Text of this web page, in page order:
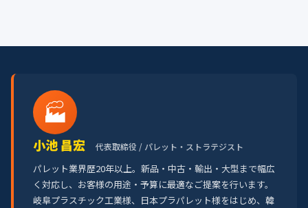
🏭
小池 昌宏 代表取締役 / パレット・ストラテジスト
パレット業界歴20年以上。新品・中古・輸出・大型まで幅広
く対応し、お客様の用途・予算に最適なご提案を行います。
岐阜プラスチック工業様、日本プラパレット様をはじめ、韓